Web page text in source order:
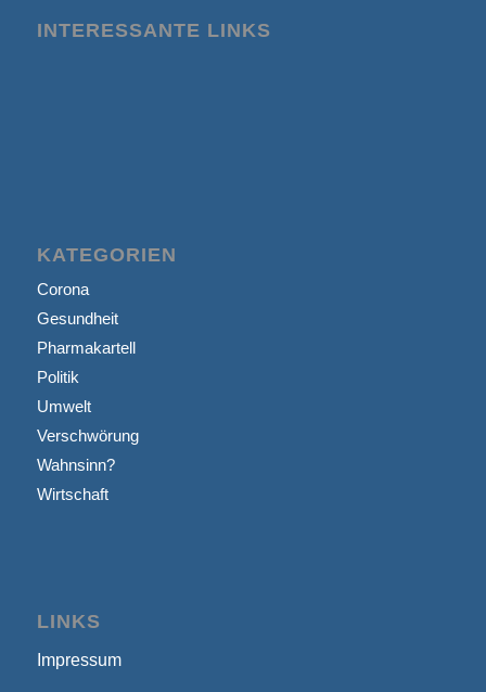
INTERESSANTE LINKS
KATEGORIEN
Corona
Gesundheit
Pharmakartell
Politik
Umwelt
Verschwörung
Wahnsinn?
Wirtschaft
LINKS
Impressum